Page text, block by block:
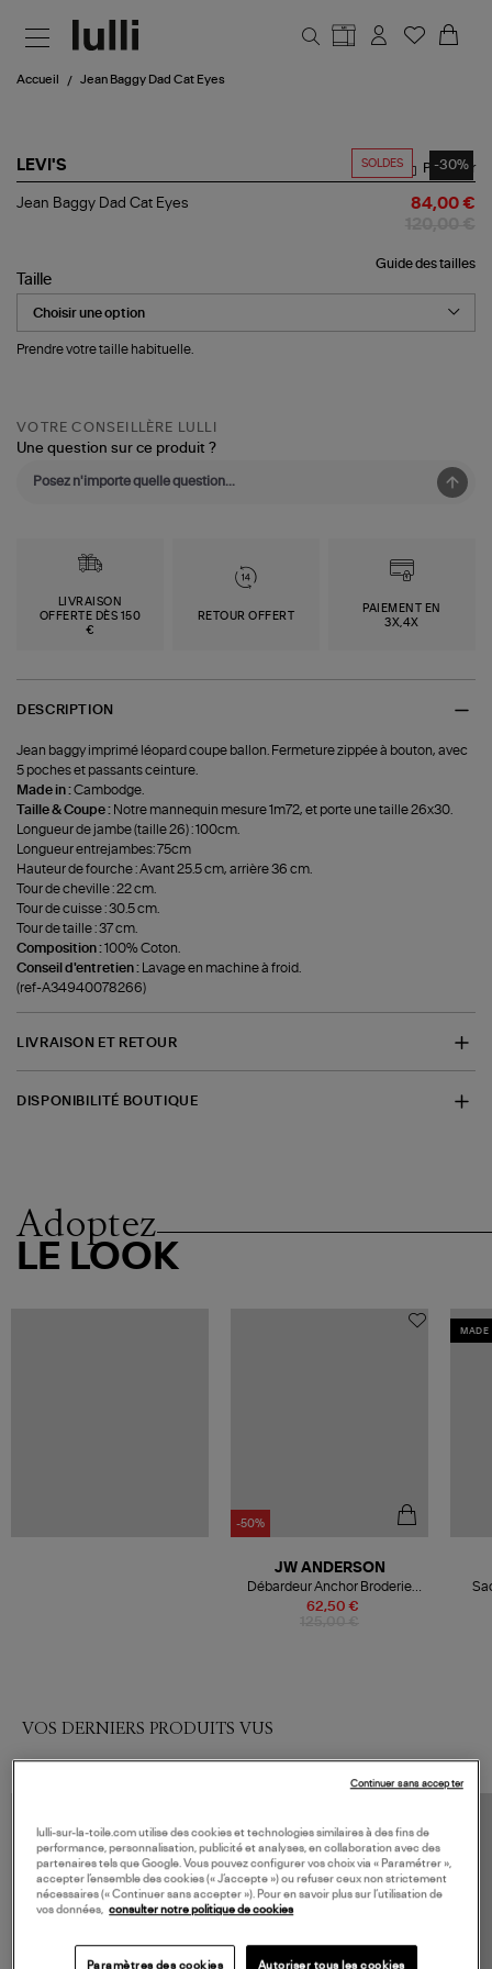
Accueil Jean Baggy Dad Cat Eyes
SOLDES -30%
LEVI'S
Jean
Eyes
Partager
Jean Baggy Dad Cat Eyes 84,00 €
Guide des tailles
Taille
Prendre votre taille habituelle.
VOTRE CONSEILLÈRE LULLI
Une question sur ce produit ?
LIVRAISON
OFFERTE DÈS 150
€
RETOUR OFFERT
PAIEMENT EN
3X,4X
DESCRIPTION
Jean baggy imprimé léopard coupe ballon. Fermeture zippée à bouton, avec
5 poches et passants ceinture.
Made in :Cambodge.
Taille & Coupe : Notre mannequin mesure 1m72, et porte une taille 26x30.
Longueur de jambe (taille 26) : 100cm.
Longueur entrejambes: 75cm
Hauteur de fourche : Avant 25.5 cm, arrière 36 cm.
Tour de cheville : 22 cm.
Tour de cuisse : 30.5 cm.
Tour de taille : 37 cm.
Composition :100% Coton.
Conseil d'entretien :
Lavage en machine à froid.
(ref-A34940078266)
LIVRAISON ET RETOUR
DISPONIBILITÉ BOUTIQUE
Adoptez
LE LOOK
-50%
62,50 €
JW ANDERSON
Débardeur Anchor Broderie
Tank White
MADE
VOS DERNIERS PRODUITS VUS
lulli-sur-la-toile.com utilise des cookies et technologies similaires à des fins de
performance, personnalisation, publicité et analyses, en collaboration avec des
partenaires tels que Google. Vous pouvez configurer vos choix via « Paramétrer »,
accepter l’ensemble des cookies (« J’accepte ») ou refuser ceux non strictement
nécessaires (« Continuer sans accepter »). Pour en savoir plus sur l’utilisation de
vos données, consulter notre politique de cookies
Paramètres des cookies Autoriser tous les cookies
Continuer sans accepter